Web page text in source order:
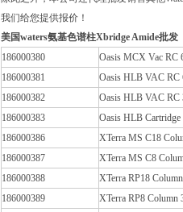
我们给您提供报价！
美国waters氨基色谱柱Xbridge Amide批发
186000380
Oasis MCX Vac
186000381
Oasis HLB VAC
186000382
Oasis HLB VAC
186000383
Oasis HLB
186000386
XTerra MS C18
186000387
XTerra MS C8
186000388
XTerra RP18
186000389
XTerra RP8